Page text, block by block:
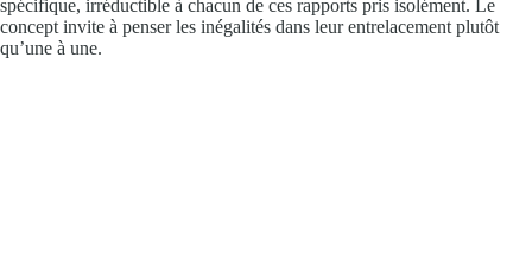
spécifique, irréductible à chacun de ces rapports pris isolément. Le
concept invite à penser les inégalités dans leur entrelacement plutôt
qu’une à une.